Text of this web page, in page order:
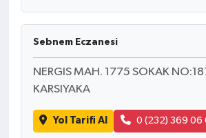
Sebnem Eczanesi
NERGIS MAH. 1775 SOKAK
KARSIYAKA
Yol Tarifi Al 0 (232) 369 06